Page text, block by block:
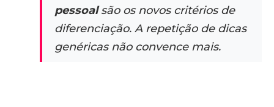
pessoalsão os novos critérios de
diferenciação. A repetição de dicas
genéricas não convence mais.